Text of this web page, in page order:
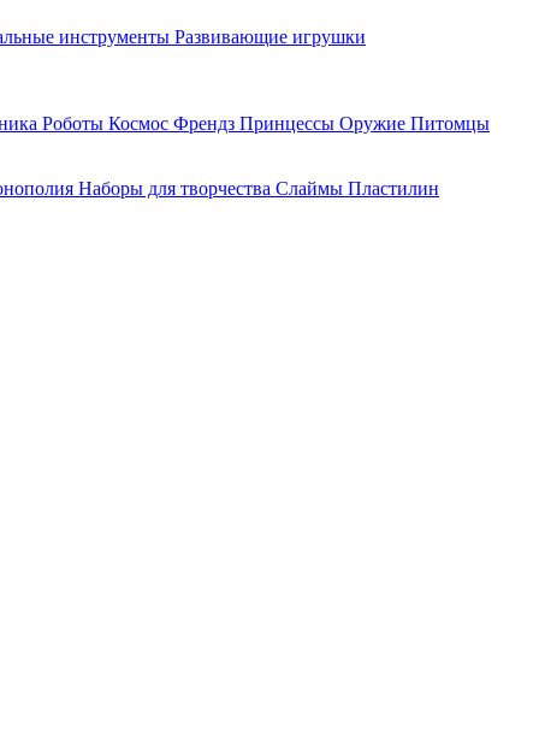
инструменты Развивающие игрушки
Роботы Космос Френдз Принцессы Оружие Питомцы
Наборы для творчества Слаймы Пластилин